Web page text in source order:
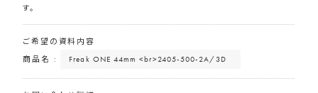
す。
ご希望の資料内容
商品名 :